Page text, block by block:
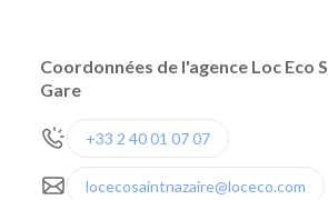
Coordonnées de l'agence Loc Eco
Gare
+33 2 40 01 07 07
locecosaintnazaire@loceco.com